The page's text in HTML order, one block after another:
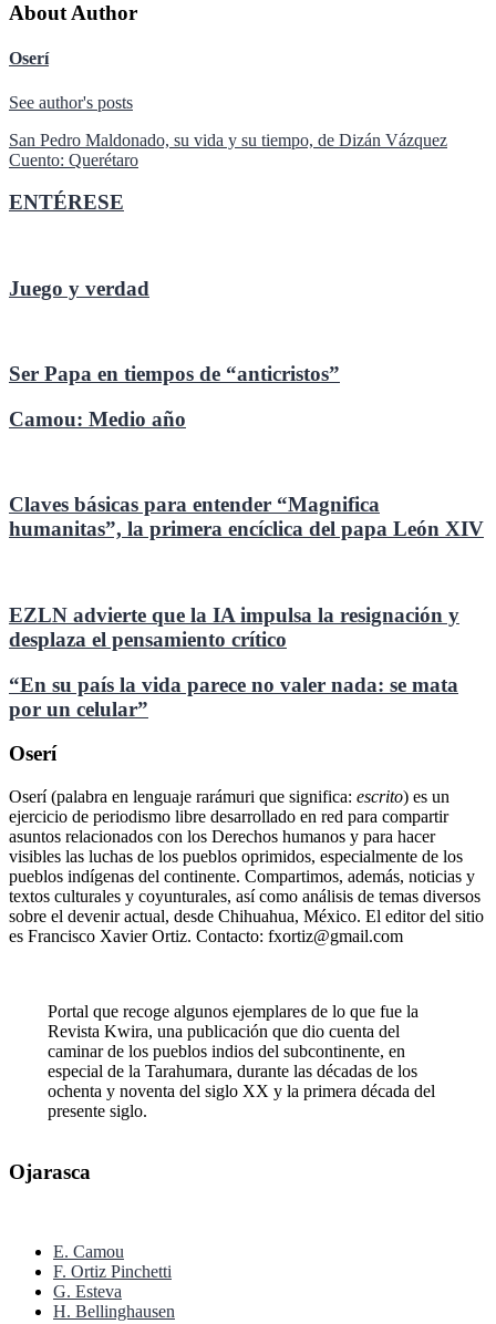
About Author
Oserí
See author's posts
Navegación
de
entradas
San Pedro Maldonado, su vida y su tiempo, de Dizán Vázquez
Cuento: Querétaro
ENTÉRESE
Juego y verdad
Ser Papa en tiempos de “anticristos”
Camou: Medio año
Claves básicas para entender “Magnifica
humanitas”, la primera encíclica del papa León XIV
EZLN advierte que la IA impulsa la resignación y
desplaza el pensamiento crítico
“En su país la vida parece no valer nada: se mata
por un celular”
Oserí
Oserí (palabra en lenguaje rarámuri que significa: escrito) es un
ejercicio de periodismo libre desarrollado en red para compartir
asuntos relacionados con los Derechos humanos y para hacer
visibles las luchas de los pueblos oprimidos, especialmente de los
pueblos indígenas del continente. Compartimos, además, noticias y
textos culturales y coyunturales, así como análisis de temas diversos
sobre el devenir actual, desde Chihuahua, México. El editor del sitio
es Francisco Xavier Ortiz. Contacto: fxortiz@gmail.com
Portal que recoge algunos ejemplares de lo que fue la
Revista Kwira, una publicación que dio cuenta del
caminar de los pueblos indios del subcontinente, en
especial de la Tarahumara, durante las décadas de los
ochenta y noventa del siglo XX y la primera década del
presente siglo.
Ojarasca
E. Camou
F. Ortiz Pinchetti
G. Esteva
H. Bellinghausen